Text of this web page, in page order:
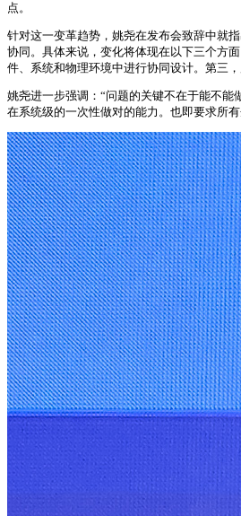
点。
针对这一变革趋势，姚尧在发布会致辞中就
协同。具体来说，变化将体现在以下三个方
件、系统和物理环境中进行协同设计。第三
姚尧进一步强调：“问题的关键不在于能不
在系统级的一次性做对的能力。也即要求所